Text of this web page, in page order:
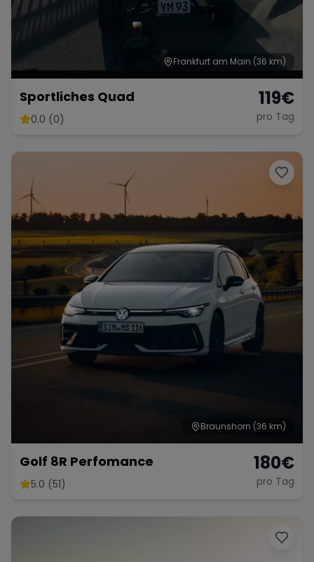
Frankfurt am Main (36 km)
Sportliches Quad
0.0 (0)
119€
pro Tag
Braunshorn (36 km)
Golf 8R Perfomance
5.0 (51)
180€
pro Tag